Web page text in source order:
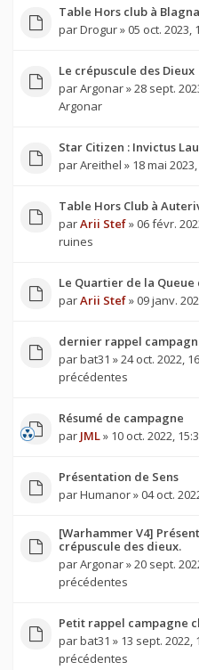
Table Hors club à
parDrogur» 05 oct. 2023,
Le crépuscule des Dieux
parArgonar» 28 sept.
Argonar
Star Citizen : Invictus
parAreithel » 18 mai
Table Hors Club à
parArii Stef» 06 févr.
ruines
Le Quartier de la Queue
parArii Stef» 09 janv.
dernier rappel
parbat31 » 24 oct. 2022,
précédentes
Résumé de campagne
par JML» 10 oct. 2022,
Présentation de Sens
parHumanor» 04 oct.
[Warhammer V4]
crépuscule des dieux.
parArgonar» 20 sept.
précédentes
Petit rappel campagne
parbat31 » 13 sept. 2022,
précédentes